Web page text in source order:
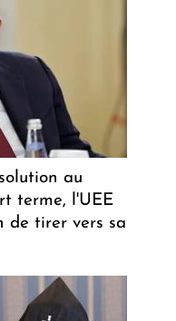
au
terme, l'UEE
de tirer vers sa